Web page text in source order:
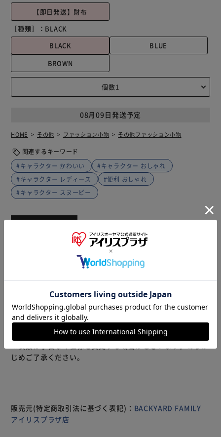
【即日発送】財布
［種類］： BLACK
BLACK
BLUE
BROWN
08月09日発送予定
HOME その他 ファッション小物 その他ファッション小物
関連するキーワード
#キャラクター かわいい
#キャラクター おしゃれ
#キャラクター レディース
#便利 おしゃれ
#キャラクター スヌーピー
ヴィンテージ感あふれるSNOOPYの型押しデザイン！本革
のなめらかな手触りが心地よい「PEANUTS RIDER 長財
布」が新登場。 【大人の魅力が引き立つ素材感】 上品な艶
とリッチな素材感が大人の魅力を引き立てる！上質な天然皮
革を贅沢に使用した、可愛くて収納力抜群のロングウォレッ
ト。 【使いやすいラウンドファスナー】 開口部にはコの字
型に大きく開くラウンドファスナーを採用。内側のポケット
がジャバラ状にパッと広がり、お札や小銭の取り出しがスマ
ートに。 【たっぷり入る4ルーム構造】 ファスナー式コイン
スペースを中央に、前に2つ、後ろに1つ、計3つの札入れポ
ケットを設けた4ルーム仕様。紙幣を額面ごとに分けたり、
スムーズ！ 【大容量カードポケット】 最前面と背面側の札
入れスペース内側に、カードポケット×12枚分、フリーポ
もっと見る
じめご了承ください。
販売元(特定商取引法に基づく表記)： BACKYARD FAMILY
アイリスプラザ店